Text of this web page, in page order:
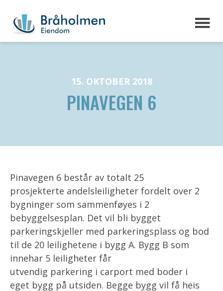
15. OKTOBER 2018
PINAVEGEN 6
Pinavegen 6 består av totalt 25
prosjekterte andelsleiligheter fordelt over 2
bygninger som sammenføyes i 2
bebyggelsesplan. Det vil bli bygget
parkeringskjeller med parkeringsplass og bod
til de 20 leilighetene i bygg A. Bygg B som
innehar 5 leiligheter får
utvendig parkering i carport med boder i
eget bygg på utsiden. Begge bygg vil få heis